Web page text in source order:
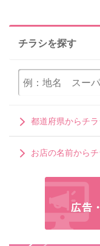
チラシを探す
都道府県からチ
お店の名前から